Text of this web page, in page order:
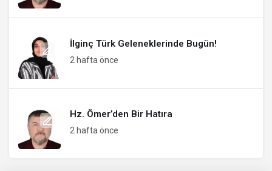
İlginç Türk Geleneklerinde Bugün!
2 hafta önce
Hz. Ömer’den Bir Hatıra
2 hafta önce